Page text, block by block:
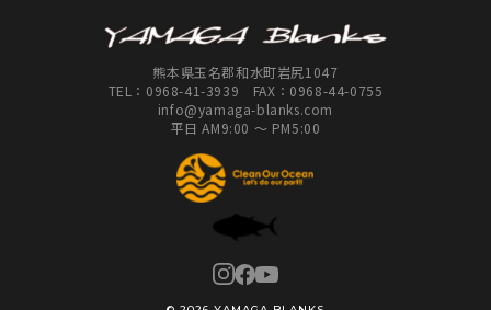
熊本県玉名郡和水町岩尻1047
TEL： 0968-41-3939 FAX：0968-44-0755
info@yamaga-blanks.com
平日 AM9:00 ～ PM5:00